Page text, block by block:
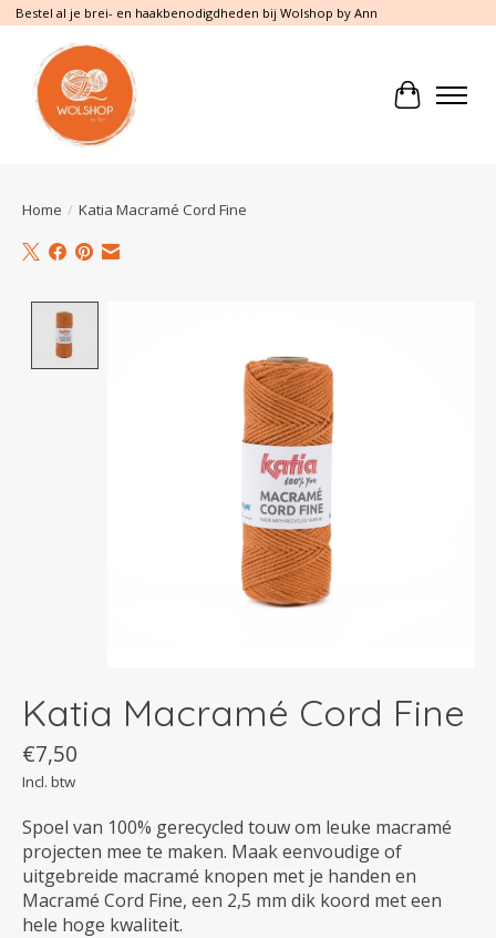
Bestel al je brei- en haakbenodigdheden bij Wolshop by Ann
Home / Katia Macramé Cord Fine
Katia Macramé Cord Fine
€7,50
Incl. btw
Spoel van 100% gerecycled touw om leuke macramé
projecten mee te maken. Maak eenvoudige of
uitgebreide macramé knopen met je handen en
Macramé Cord Fine, een 2,5 mm dik koord met een
hele hoge kwaliteit.